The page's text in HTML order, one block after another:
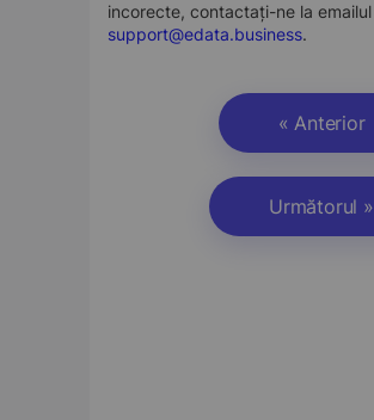
incorecte, contactați-ne la emailul
support@edata.business.
« Anterior
Următorul »